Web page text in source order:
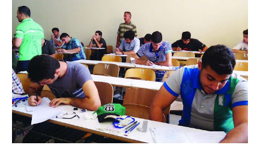
القروض والسلف
المنح المالية
قطع الاراضي
اخبار العراق
الاخبار السياسية